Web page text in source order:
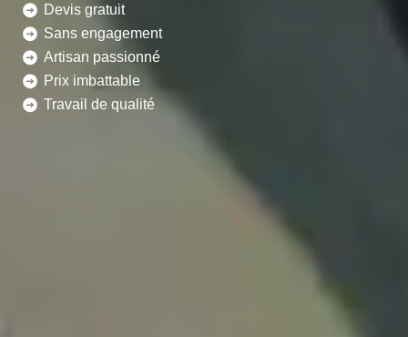
Devis gratuit
Sans engagement
Artisan passionné
Prix imbattable
Travail de qualité